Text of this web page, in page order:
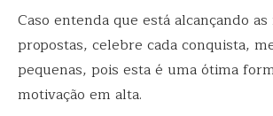
Caso entenda que está alcançando as
propostas, celebre cada conquista,
pequenas, pois esta é uma ótima
motivação em alta.